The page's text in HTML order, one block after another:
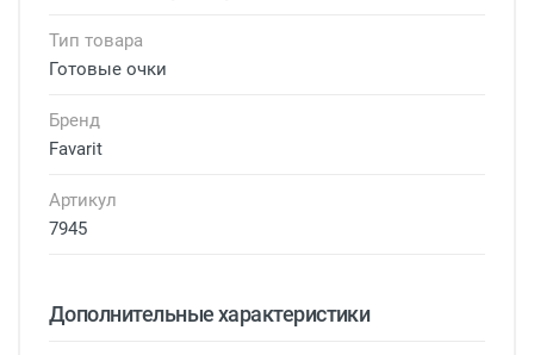
Тип товара
Готовые очки
Бренд
Favarit
Артикул
7945
Дополнительные характеристики